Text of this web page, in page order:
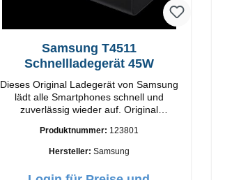
Samsung T4511
Schnellladegerät 45W
Dieses Original Ladegerät von Samsung
lädt alle Smartphones schnell und
zuverlässig wieder auf. Original
VerarbeitungAnschlüss: USB-C Output:
USB-C: 45W Farbe: Schwarz
Produktnummer: 123801
Hersteller: Samsung